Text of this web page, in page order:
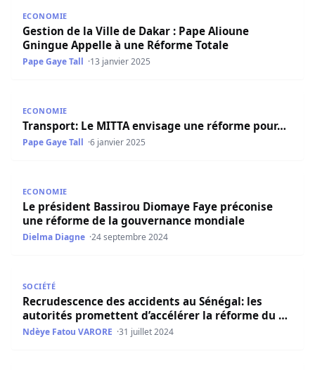
ECONOMIE
Gestion de la Ville de Dakar : Pape Alioune
Gningue Appelle à une Réforme Totale
Pape Gaye Tall 13 janvier 2025
ECONOMIE
Transport: Le MITTA envisage une réforme pour…
Pape Gaye Tall 6 janvier 2025
ECONOMIE
Le président Bassirou Diomaye Faye préconise
une réforme de la gouvernance mondiale
Dielma Diagne 24 septembre 2024
SOCIÉTÉ
Recrudescence des accidents au Sénégal: les
autorités promettent d’accélérer la réforme du …
Ndèye Fatou VARORE 31 juillet 2024